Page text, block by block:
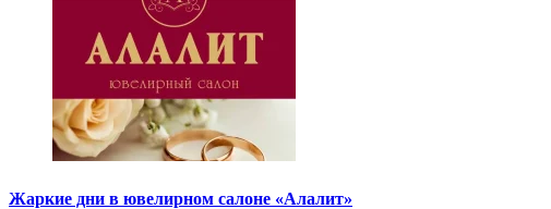
Жаркие дни в ювелирном салоне «Алалит»